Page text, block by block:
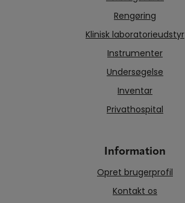
Rengøring
Klinisk laboratorieudstyr
Instrumenter
Undersøgelse
Inventar
Privathospital
Information
Opret brugerprofil
Kontakt os